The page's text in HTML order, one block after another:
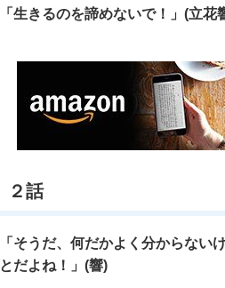
「生きるのを諦めないで！」(立花
２話
「そうだ、何だかよく分からないけ
とだよね！」(響)